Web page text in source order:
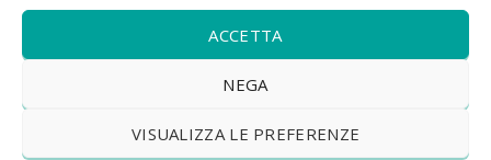
ACCETTA
NEGA
VISUALIZZA LE PREFERENZE
RESTIAMO IN CONTATTO